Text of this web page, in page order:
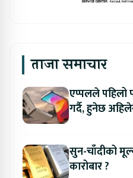
ताजा समाचार
एप्पलले पहिलो
गर्दै, हुनेछ
सुन-चाँदीको
कारोबार ?